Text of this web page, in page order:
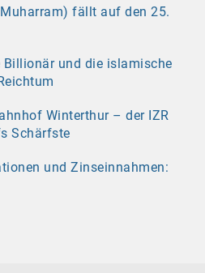
fällt auf den 25.
Billionär und die islamische
Winterthur – der IZR
Schärfste
und Zinseinnahmen: